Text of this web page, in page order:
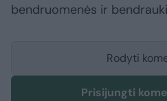
bendruomenės ir
Rodyti
Prisijungti